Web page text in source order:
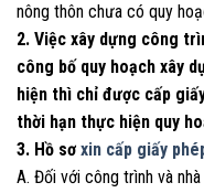
nông thôn chưa có quy
2. Việc xây dựng công
công bố quy hoạch xây
hiện thì chỉ được cấp
thời hạn thực hiện quy
3. Hồ sơ xin cấp giấy
A. Đối với công trình và